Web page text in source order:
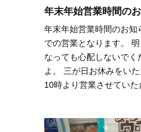
年末年始営業時間の
年末年始営業時間のお知
での営業となります。
なっても心配しないでく
よ。 三が日お休みをい
10時より営業させてい